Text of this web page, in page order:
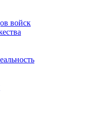
войск